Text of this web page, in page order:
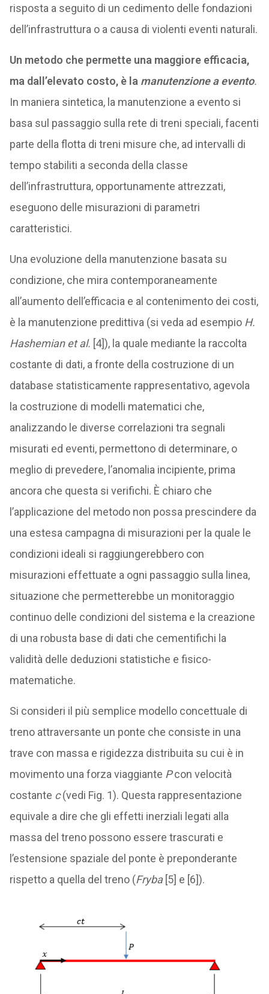
risposta a seguito di un cedimento delle fondazioni
dell’infrastruttura o a causa di violenti eventi naturali.
Un metodo che permette una maggiore efficacia,
ma dall’elevato costo, è la manutenzione a evento.
In maniera sintetica, la manutenzione a evento si
basa sul passaggio sulla rete di treni speciali, facenti
parte della flotta di treni misure che, ad intervalli di
tempo stabiliti a seconda della classe
dell’infrastruttura, opportunamente attrezzati,
eseguono delle misurazioni di parametri
caratteristici.
Una evoluzione della manutenzione basata su
condizione, che mira contemporaneamente
all’aumento dell’efficacia e al contenimento dei costi,
è la manutenzione predittiva (si veda ad esempio H.
Hashemian et al. [4]), la quale mediante la raccolta
costante di dati, a fronte della costruzione di un
database statisticamente rappresentativo, agevola
la costruzione di modelli matematici che,
analizzando le diverse correlazioni tra segnali
misurati ed eventi, permettono di determinare, o
meglio di prevedere, l’anomalia incipiente, prima
ancora che questa si verifichi. È chiaro che
l’applicazione del metodo non possa prescindere da
una estesa campagna di misurazioni per la quale le
condizioni ideali si raggiungerebbero con
misurazioni effettuate a ogni passaggio sulla linea,
situazione che permetterebbe un monitoraggio
continuo delle condizioni del sistema e la creazione
di una robusta base di dati che cementifichi la
validità delle deduzioni statistiche e fisico-
matematiche.
Si consideri il più semplice modello concettuale di
treno attraversante un ponte che consiste in una
trave con massa e rigidezza distribuita su cui è in
movimento una forza viaggiante Pcon velocità
costante c(vedi Fig. 1). Questa rappresentazione
equivale a dire che gli effetti inerziali legati alla
massa del treno possono essere trascurati e
l’estensione spaziale del ponte è preponderante
rispetto a quella del treno (Fryba[5] e [6]).